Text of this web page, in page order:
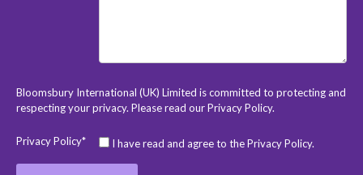
Bloomsbury International (UK) Limited is committed to protecting and
respecting your privacy. Please read ourPrivacy Policy.
Privacy Policy* I have read and agree to the Privacy Policy.